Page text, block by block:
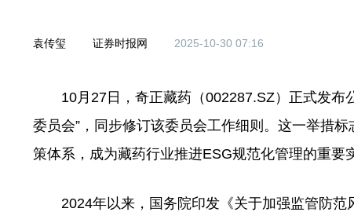
袁传玺 证券时报网 2025-10-30 07:16
10月27日，奇正藏药（002287.SZ）正式发布公
委员会”，同步修订该委员会工作细则。这一举措
策体系，成为藏药行业推进ESG规范化管理的重要
2024年以来，国务院印发《关于加强监管防范